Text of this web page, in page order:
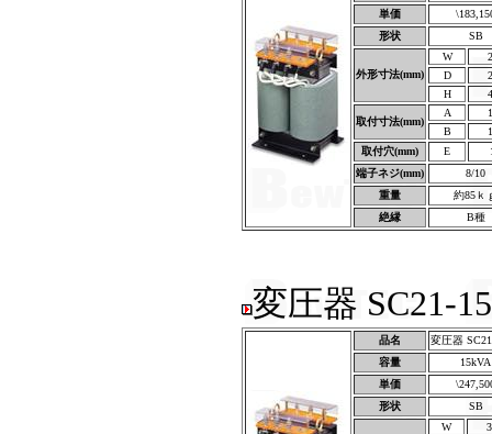
単価
形状
SB
外形寸法(mm)
W
D
H
取付寸法(mm)
A
B
取付穴(mm)
E
端子ネジ(mm)
8/10
重量
約85ｋ
絶縁
B種
変圧器 SC21-
品名
変圧器
容量
15kVA
単価
形状
SB
W